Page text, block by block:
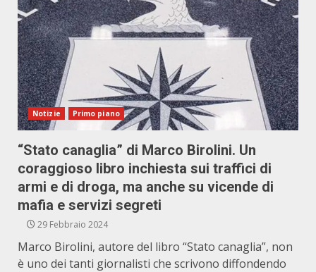
Notizie Primo piano
“Stato canaglia” di Marco Birolini. Un
coraggioso libro inchiesta sui traffici di
armi e di droga, ma anche su vicende di
mafia e servizi segreti
29 Febbraio 2024
Marco Birolini, autore del libro “Stato canaglia”, non
è uno dei tanti giornalisti che scrivono diffondendo